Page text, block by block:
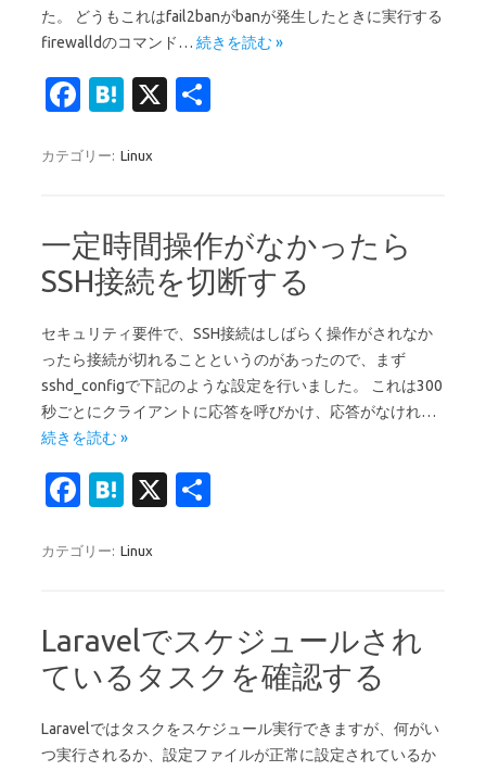
た。 どうもこれはfail2banがbanが発生したときに実行する
firewalldのコマンド… 続きを読む »
Fa
e
o
o
k
H
e
a
X
カテゴリー: Linux
一定時間操作がなかったら
SSH接続を切断する
セキュリティ要件で、SSH接続はしばらく操作がされなか
ったら接続が切れることというのがあったので、まず
sshd_configで下記のような設定を行いました。 これは300
秒ごとにクライアントに応答を呼びかけ、応答がなけれ…
続きを読む »
Fa
e
o
o
k
H
e
a
X
カテゴリー: Linux
Laravelでスケジュールされ
ているタスクを確認する
Laravelではタスクをスケジュール実行できますが、何がい
つ実行されるか、設定ファイルが正常に設定されているか